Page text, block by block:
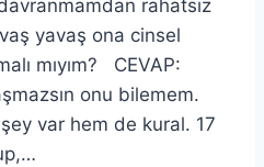
rahatsız
yavaş ona cinsel
mıyım? CEVAP:
onu bilemem.
var hem de kural. 17